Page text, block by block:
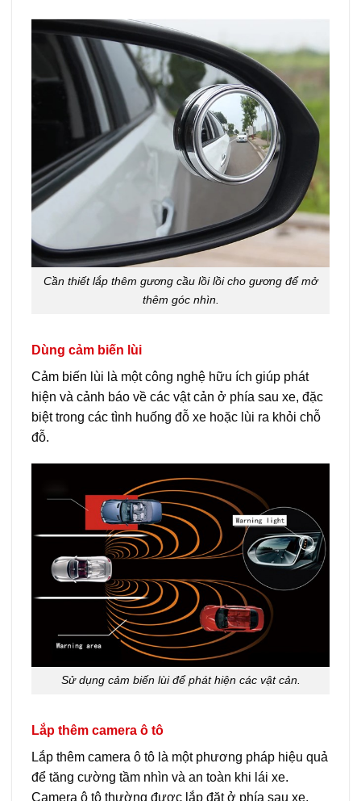
Cần thiết lắp thêm gương cầu lồi lồi cho gương để mở
thêm góc nhìn.
Dùng cảm biến lùi
Cảm biến lùi là một công nghệ hữu ích giúp phát
hiện và cảnh báo về các vật cản ở phía sau xe, đặc
biệt trong các tình huống đỗ xe hoặc lùi ra khỏi chỗ
đỗ.
Sử dụng cảm biến lùi để phát hiện các vật cản.
Lắp thêm camera ô tô
Lắp thêm camera ô tô là một phương pháp hiệu quả
để tăng cường tầm nhìn và an toàn khi lái xe.
Camera ô tô thường được lắp đặt ở phía sau xe,